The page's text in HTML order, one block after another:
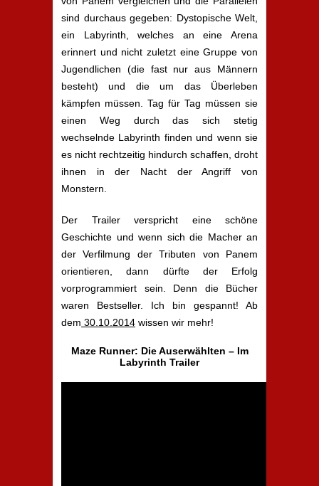
sind durchaus gegeben: Dystopische Welt,
ein Labyrinth, welches an eine Arena
erinnert und nicht zuletzt eine Gruppe von
Jugendlichen (die fast nur aus Männern
besteht) und die um das Überleben
kämpfen müssen. Tag für Tag müssen sie
einen Weg durch das sich stetig
wechselnde Labyrinth finden und wenn sie
es nicht rechtzeitig hindurch schaffen, droht
ihnen in der Nacht der Angriff von
Monstern.
Der Trailer verspricht eine schöne
Geschichte und wenn sich die Macher an
der Verfilmung der Tributen von Panem
orientieren, dann dürfte der Erfolg
vorprogrammiert sein. Denn die Bücher
waren Bestseller. Ich bin gespannt! Ab
dem 30.10.2014 wissen wir mehr!
Maze Runner: Die Auserwählten – Im
Labyrinth Trailer